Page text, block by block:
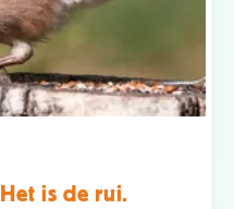
is de rui.